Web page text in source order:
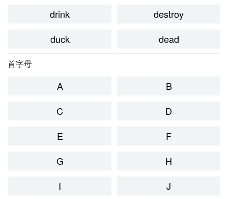
drink
destroy
duck
dead
首字母
A
B
C
D
E
F
G
H
I
J